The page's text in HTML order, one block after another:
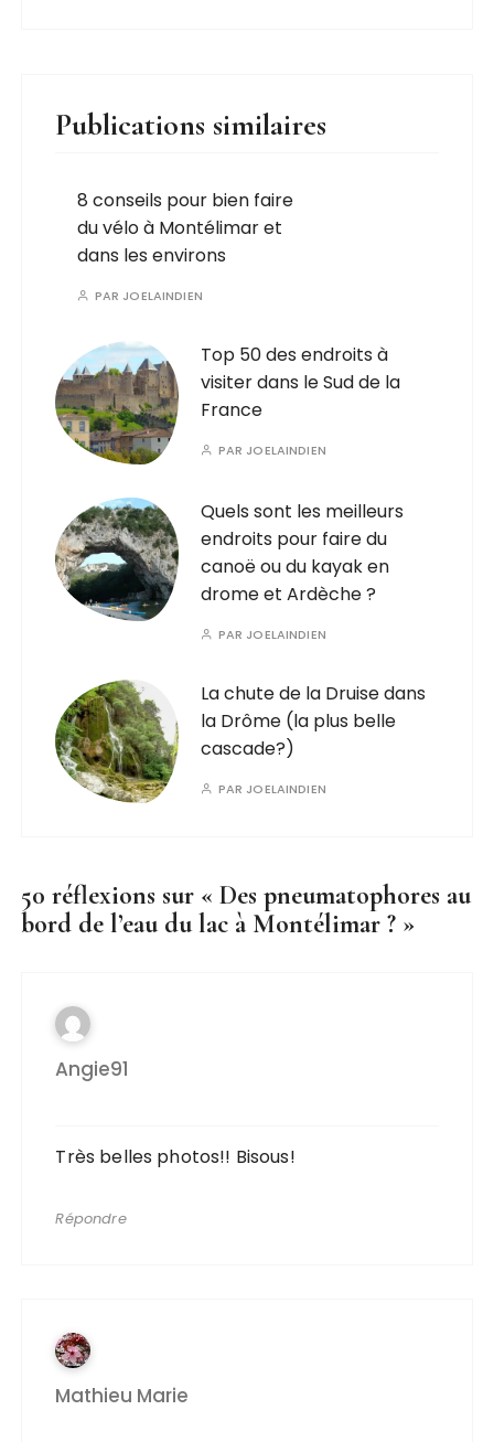
Publications similaires
8 conseils pour bien faire
du vélo à Montélimar et
dans les environs
PAR JOELAINDIEN
Top 50 des endroits à
visiter dans le Sud de la
France
PAR JOELAINDIEN
Quels sont les meilleurs
endroits pour faire du
canoë ou du kayak en
drome et Ardèche ?
PAR JOELAINDIEN
La chute de la Druise dans
la Drôme (la plus belle
cascade?)
PAR JOELAINDIEN
50 réflexions sur «Des pneumatophores au
bord de l’eau du lac à Montélimar ? »
Angie91
Très belles photos!! Bisous!
Répondre
Mathieu Marie